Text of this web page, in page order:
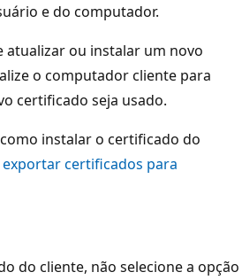
e do computador.
atualizar ou instalar um novo
o computador cliente para
certificado seja usado.
instalar o certificado do
exportar certificados para
do cliente, não selecione a opção